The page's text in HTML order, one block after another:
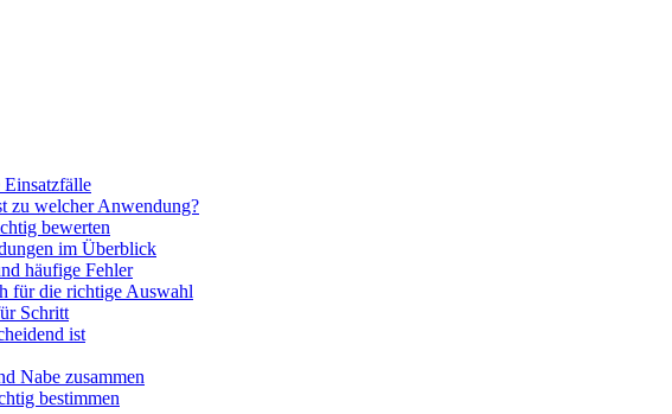
zu welcher Anwendung?
bewerten
im Überblick
häufige Fehler
für die richtige Auswahl
Schritt
ist
Nabe zusammen
bestimmen